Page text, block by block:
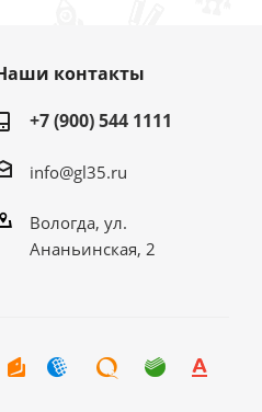
контакты
+7 (900) 544 1111
info@gl35.ru
Вологда, ул.
Ананьинская, 2